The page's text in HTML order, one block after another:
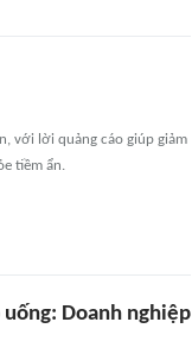
với lời quảng cáo giúp giảm
tiềm ẩn.
Doanh nghiệp